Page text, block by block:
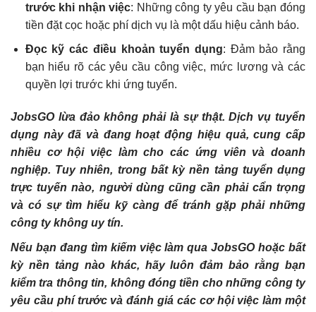
trước khi nhận việc: Những công ty yêu cầu bạn đóng
tiền đặt cọc hoặc phí dịch vụ là một dấu hiệu cảnh báo.
Đọc kỹ các điều khoản tuyển dụng: Đảm bảo rằng
bạn hiểu rõ các yêu cầu công việc, mức lương và các
quyền lợi trước khi ứng tuyển.
JobsGO lừa đảo không phải là sự thật. Dịch vụ tuyển
dụng này đã và đang hoạt động hiệu quả, cung cấp
nhiều cơ hội việc làm cho các ứng viên và doanh
nghiệp. Tuy nhiên, trong bất kỳ nền tảng tuyển dụng
trực tuyến nào, người dùng cũng cần phải cẩn trọng
và có sự tìm hiểu kỹ càng để tránh gặp phải những
công ty không uy tín.
Nếu bạn đang tìm kiếm việc làm qua JobsGO hoặc bất
kỳ nền tảng nào khác, hãy luôn đảm bảo rằng bạn
kiểm tra thông tin, không đóng tiền cho những công ty
yêu cầu phí trước và đánh giá các cơ hội việc làm một